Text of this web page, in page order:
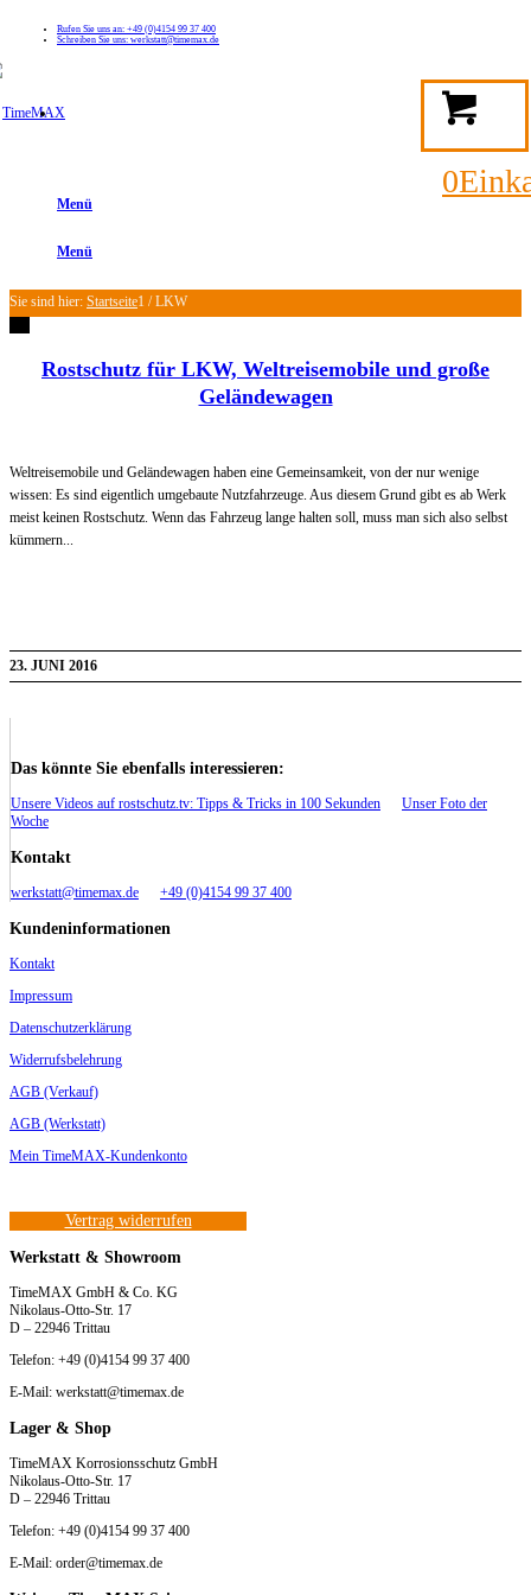
Rufen Sie uns an: +49 (0)4154 99 37 400
Schreiben Sie uns: werkstatt@timemax.de
0
Menü
Menü
Sie sind hier: Startseite1 / LKW
Rostschutz für LKW, Weltreisemobile und große
Geländewagen
Weltreisemobile und Geländewagen haben eine Gemeinsamkeit, von der nur wenige
wissen: Es sind eigentlich umgebaute Nutzfahrzeuge. Aus diesem Grund gibt es ab Werk
meist keinen Rostschutz. Wenn das Fahrzeug lange halten soll, muss man sich also selbst
kümmern...
23. JUNI 2016
Das könnte Sie ebenfalls interessieren:
Unsere Videos auf rostschutz.tv: Tipps & Tricks in 100 Sekunden
Unser Foto der
Woche
Kontakt
werkstatt@timemax.de +49 (0)4154 99 37 400
Kundeninformationen
Kontakt
Impressum
Datenschutzerklärung
Widerrufsbelehrung
AGB (Verkauf)
AGB (Werkstatt)
Mein TimeMAX-Kundenkonto
Vertrag widerrufen
Werkstatt & Showroom
TimeMAX GmbH & Co. KG
Nikolaus-Otto-Str. 17
D – 22946 Trittau
Telefon: +49 (0)4154 99 37 400
E-Mail: werkstatt@timemax.de
Lager & Shop
TimeMAX Korrosionsschutz GmbH
Nikolaus-Otto-Str. 17
D – 22946 Trittau
Telefon: +49 (0)4154 99 37 400
E-Mail: order@timemax.de